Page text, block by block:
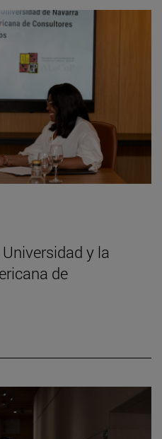
y la
de